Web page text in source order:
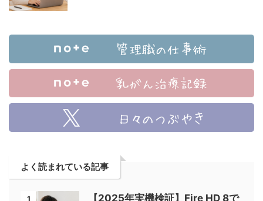
よく読まれている記事
1
【2025年実機検証】Fire HD 8で